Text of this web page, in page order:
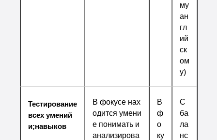
му
ан
гл
ий
ск
ом
у)
Тестирование
всех умений
и;навыков
В фокусе нах
одится умени
е понимать и
анализирова
В
ф
о
ку
С
ба
ла
нс